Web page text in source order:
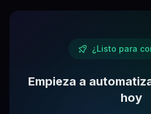
¿Listo para
Empieza a
hoy